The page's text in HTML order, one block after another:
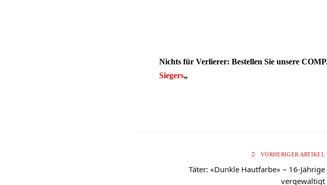
Nichts für Verlierer: Bestellen Sie unsere
Siegers„
VORHERIGER ARTIKEL
Täter: «Dunkle Hautfarbe» – 16-Jährige
vergewaltigt